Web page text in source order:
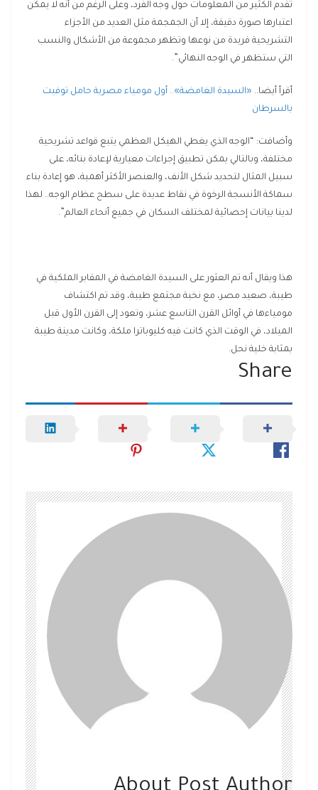
تقدم الكثير من المعلومات حول وجه الفرد، وعلى الرغم من أنه لا يمكن
اعتبارها صورة دقيقة، إلا أن الجمجمة مثل العديد من الأجزاء
التشريحية فريدة من نوعها وتظهر مجموعة من الأشكال والنسب
التي ستظهر في الوجه النهائي”.
أقرأ أيضا.. «السيدة الغامضة».. أول مومياء مصرية حامل توفيت
بالسرطان
وأضافت: “الوجه الذي يغطي الهيكل العظمي يتبع قواعد تشريحية
مختلفة، وبالتالي يمكن تطبيق إجراءات معيارية لإعادة بنائه، على
سبيل المثال لتحديد شكل الأنف، والعنصر الأكثر أهمية، هو إعادة بناء
سماكة الأنسجة الرخوة في نقاط عديدة على سطح عظام الوجه.. لهذا
لدينا بيانات إحصائية لمختلف السكان في جميع أنحاء العالم”.
هذا ويقال أنه تم العثور على السيدة الغامضة في المقابر الملكية في
طيبة، صعيد مصر، مع نخبة مجتمع طيبة، وقد تم اكتشاف
مومياءها في أوائل القرن التاسع عشر، وتعود إلى القرن الأول قبل
الميلاد، في الوقت الذي كانت فيه كليوباترا ملكة، وكانت مدينة طيبة
بمثابة خلية نحل.
Share